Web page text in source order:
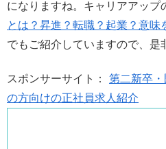
になりますね。キャリアアップ
とは？昇進？転職？起業？意味
でもご紹介していますので、是
スポンサーサイト： 第二新卒
の方向けの正社員求人紹介